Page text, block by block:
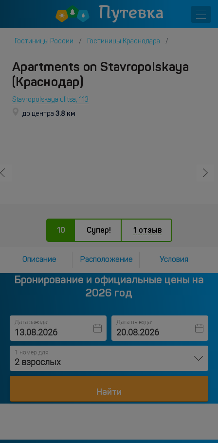
Гостиницы России Гостиницы Краснодара
Apartments on Stavropolskaya
(Краснодар)
Stavropolskaya ulitsa, 113
до центра 3.8 км
10 Супер! 1 отзыв
Описание Расположение Условия
Бронирование и официальные цены на
2026 год
Дата заезда: Дата выезда:
1 номер для
2 взрослых
Найти